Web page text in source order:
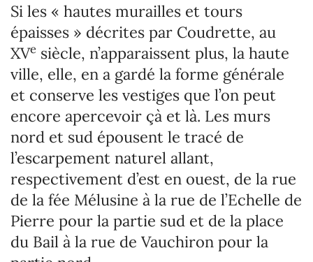
Si les « hautes murailles et tours
épaisses » décrites par Coudrette, au
XVe siècle, n’apparaissent plus, la haute
ville, elle, en a gardé la forme générale
et conserve les vestiges que l’on peut
encore apercevoir çà et là. Les murs
nord et sud épousent le tracé de
l’escarpement naturel allant,
respectivement d’est en ouest, de la rue
de la fée Mélusine à la rue de l’Echelle de
Pierre pour la partie sud et de la place
du Bail à la rue de Vauchiron pour la